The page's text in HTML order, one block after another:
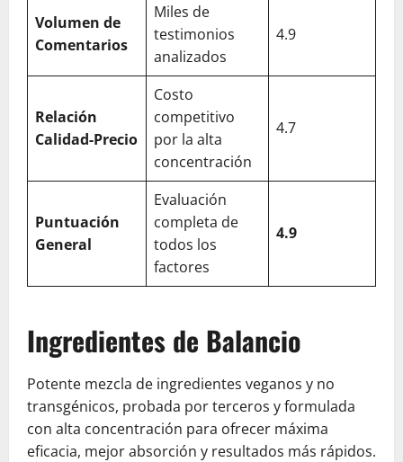
Volumen de
Comentarios
Miles de
testimonios
analizados
4.9
Relación
Calidad-Precio
Costo
competitivo
por la alta
concentración
4.7
Puntuación
General
Evaluación
completa de
todos los
factores
4.9
Ingredientes de Balancio
Potente mezcla de ingredientes veganos y no
transgénicos, probada por terceros y formulada
con alta concentración para ofrecer máxima
eficacia, mejor absorción y resultados más rápidos.